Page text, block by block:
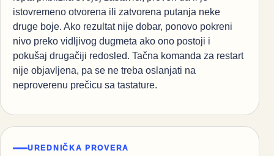
istovremeno otvorena ili zatvorena putanja neke
druge boje. Ako rezultat nije dobar, ponovo pokreni
nivo preko vidljivog dugmeta ako ono postoji i
pokušaj drugačiji redosled. Tačna komanda za restart
nije objavljena, pa se ne treba oslanjati na
neproverenu prečicu sa tastature.
UREDNIČKA PROVERA